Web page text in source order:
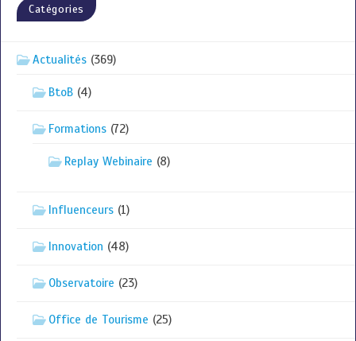
Catégories
Actualités (369)
BtoB (4)
Formations (72)
Replay Webinaire (8)
Influenceurs (1)
Innovation (48)
Observatoire (23)
Office de Tourisme (25)